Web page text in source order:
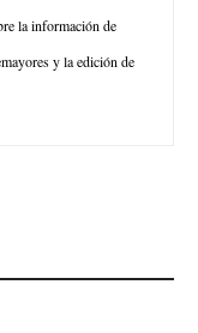
la información de
y la edición de